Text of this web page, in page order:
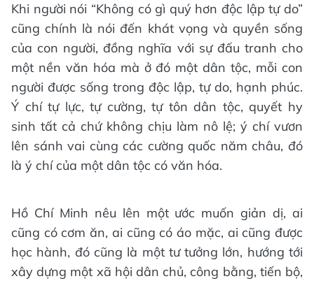
Khi người nói “Không có gì quý hơn độc lập tự do”
cũng chính là nói đến khát vọng và quyền sống
của con người, đồng nghĩa với sự đấu tranh cho
một nền văn hóa mà ở đó một dân tộc, mỗi con
người được sống trong độc lập, tự do, hạnh phúc.
Ý chí tự lực, tự cường, tự tôn dân tộc, quyết hy
sinh tất cả chứ không chịu làm nô lệ; ý chí vươn
lên sánh vai cùng các cường quốc năm châu, đó
là ý chí của một dân tộc có văn hóa.
Hồ Chí Minh nêu lên một ước muốn giản dị, ai
cũng có cơm ăn, ai cũng có áo mặc, ai cũng được
học hành, đó cũng là một tư tưởng lớn, hướng tới
xây dựng một xã hội dân chủ, công bằng, tiến bộ,